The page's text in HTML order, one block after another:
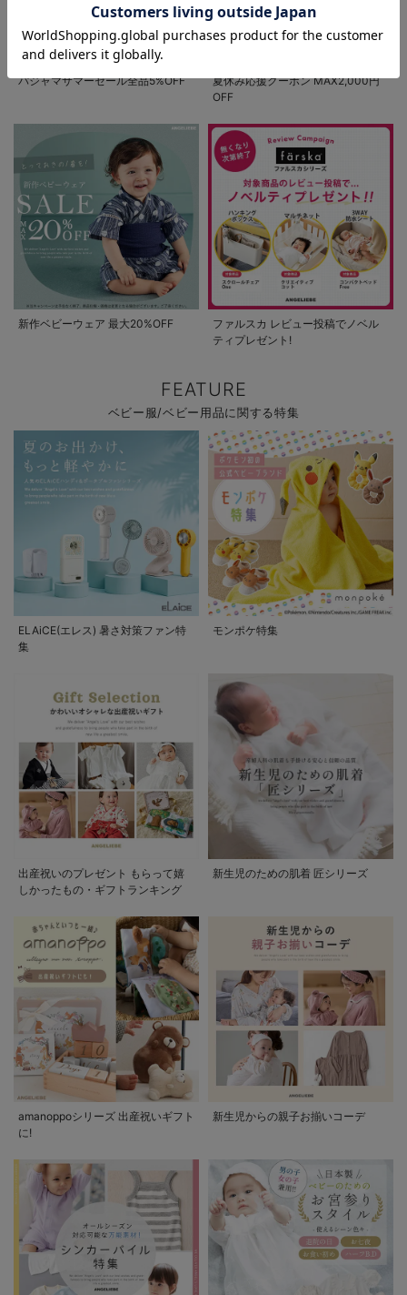
パジャマサマーセール全品5%OFF
夏休み応援クーポン MAX2,000円
OFF
新作ベビーウェア 最大20%OFF
ファルスカ レビュー投稿でノベル
ティプレゼント!
FEATURE
ベビー服/ベビー用品に関する特集
ELAiCE(エレス) 暑さ対策ファン特
集
モンポケ特集
出産祝いのプレゼント もらって嬉
しかったもの・ギフトランキング
新生児のための肌着 匠シリーズ
amanoppoシリーズ 出産祝いギフト
に!
新生児からの親子お揃いコーデ